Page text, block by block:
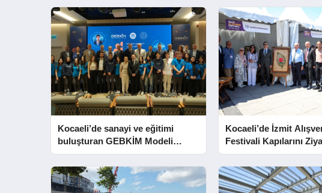
Kocaeli’de sanayi ve eğitimi
buluşturan GEBKİM Modeli
tanıtıldı
Kocaeli’de İzmit
Festivali Kapılarını
Açtı